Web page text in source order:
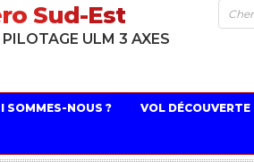
Sud-Est
PILOTAGE ULM 3 AXES
SOMMES-NOUS ? VOL DÉCOUVERTE